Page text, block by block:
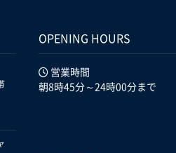
OPENING HOURS
営業時間
朝8時45分～24時00分まで